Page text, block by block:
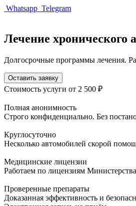
Whatsapp Telegram
Лечение хронического
Долгосрочные программы лечения.
Оставить заявку
Стоимость услуги от 2 500 ₽
Полная анонимность
Строго конфиденциально. Без
Круглосуточно
Несколько автомобилей скорой
Медицинские лицензии
Работаем по лицензиям
Проверенные препараты
Доказанная эффективность и